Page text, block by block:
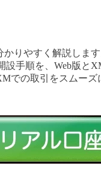
りやすく解説します
設手順を、Web版と
の取引をスムーズ